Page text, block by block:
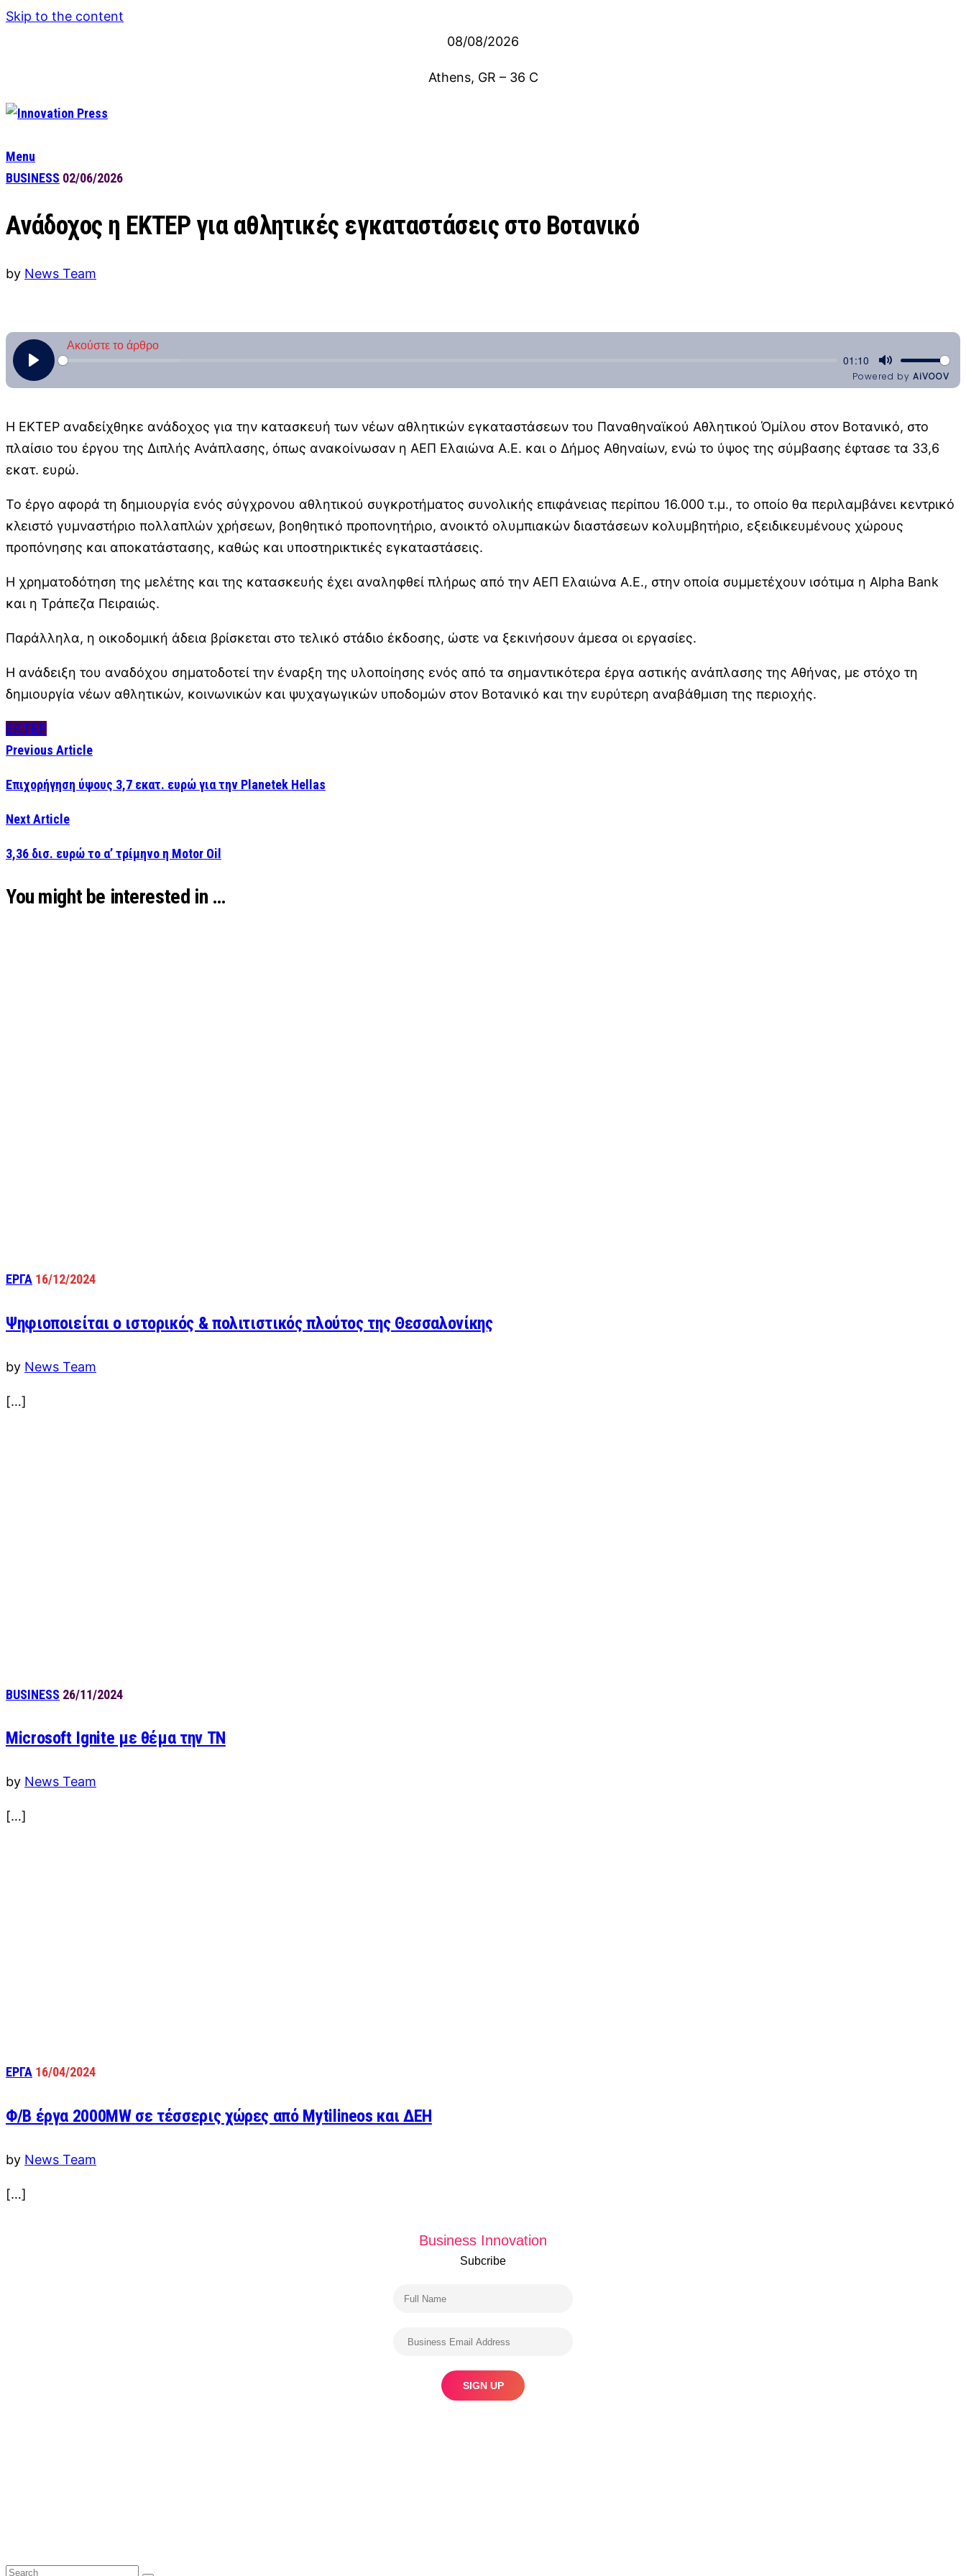
Skip to the content
08/08/2026
Athens, GR – 36 C
Menu
BUSINESS 02/06/2026
Ανάδοχος η ΕΚΤΕΡ για αθλητικές εγκαταστάσεις στο Βοτανικό
by News Team
Η ΕΚΤΕΡ αναδείχθηκε ανάδοχος για την κατασκευή των νέων αθλητικών εγκαταστάσεων του Παναθηναϊκού Αθλητικού Όμίλου στον Βοτανικό, στο
πλαίσιο του έργου της Διπλής Ανάπλασης, όπως ανακοίνωσαν η ΑΕΠ Ελαιώνα Α.Ε. και ο Δήμος Αθηναίων, ενώ το ύψος της σύμβασης έφτασε τα 33,6
εκατ. ευρώ.
Το έργο αφορά τη δημιουργία ενός σύγχρονου αθλητικού συγκροτήματος συνολικής επιφάνειας περίπου 16.000 τ.μ., το οποίο θα περιλαμβάνει κεντρικό
κλειστό γυμναστήριο πολλαπλών χρήσεων, βοηθητικό προπονητήριο, ανοικτό ολυμπιακών διαστάσεων κολυμβητήριο, εξειδικευμένους χώρους
προπόνησης και αποκατάστασης, καθώς και υποστηρικτικές εγκαταστάσεις.
Η χρηματοδότηση της μελέτης και της κατασκευής έχει αναληφθεί πλήρως από την ΑΕΠ Ελαιώνα Α.Ε., στην οποία συμμετέχουν ισότιμα η Alpha Bank
και η Τράπεζα Πειραιώς.
Παράλληλα, η οικοδομική άδεια βρίσκεται στο τελικό στάδιο έκδοσης, ώστε να ξεκινήσουν άμεσα οι εργασίες.
Η ανάδειξη του αναδόχου σηματοδοτεί την έναρξη της υλοποίησης ενός από τα σημαντικότερα έργα αστικής ανάπλασης της Αθήνας, με στόχο τη
δημιουργία νέων αθλητικών, κοινωνικών και ψυχαγωγικών υποδομών στον Βοτανικό και την ευρύτερη αναβάθμιση της περιοχής.
ΕΚΤΕΡ
Previous Article
Επιχορήγηση ύψους 3,7 εκατ. ευρώ για την Planetek Hellas
Next Article
3,36 δισ. ευρώ το α’ τρίμηνο η Motor Oil
You might be interested in …
ΕΡΓΑ 16/12/2024
Ψηφιοποιείται ο ιστορικός & πολιτιστικός πλούτος της Θεσσαλονίκης
by News Team
[…]
BUSINESS 26/11/2024
Microsoft Ignite με θέμα την ΤΝ
by News Team
[…]
ΕΡΓΑ 16/04/2024
Φ/Β έργα 2000MW σε τέσσερις χώρες από Mytilineos και ΔΕΗ
by News Team
[…]
Business Innovation
Subcribe
Search